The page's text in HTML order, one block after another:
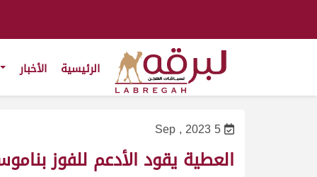
الرئيسية الأخبار
5 Sep , 2023
العطية يقود الأدعم للفوز